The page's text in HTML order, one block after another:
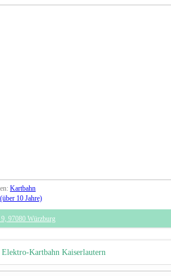
Kartbahn
10 Jahre)
97080 Würzburg
Elektro-Kartbahn Kaiserlautern